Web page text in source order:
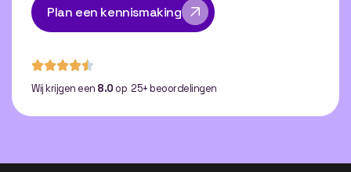
Plan een kennismaking
Wij krijgen een 8.0 op 25+ beoordelingen